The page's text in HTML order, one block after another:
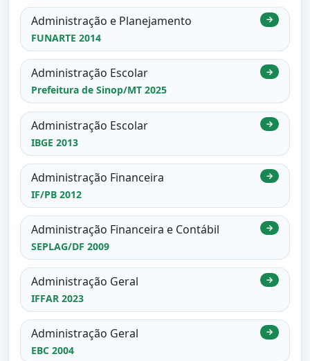
Administração e Planejamento
FUNARTE 2014
→
Administração Escolar
Prefeitura de Sinop/MT 2025
→
Administração Escolar
IBGE 2013
→
Administração Financeira
IF/PB 2012
→
Administração Financeira e Contábil
SEPLAG/DF 2009
→
Administração Geral
IFFAR 2023
→
Administração Geral
EBC 2004
→